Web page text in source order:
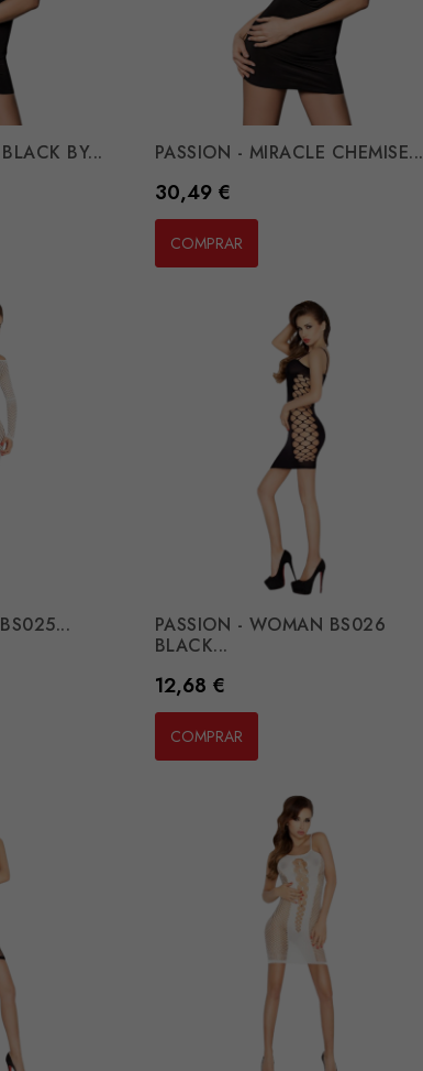
BY... PASSION - MIRACLE CHEMISE...
Preço
30,49 €
COMPRAR
PASSION - WOMAN BS026
BLACK...
Preço
12,68 €
COMPRAR